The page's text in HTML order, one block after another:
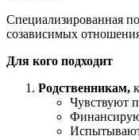
Специализированная
созависимых
Для кого подходит
Родственникам,
Чувствуют